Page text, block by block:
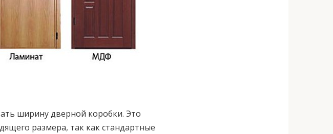
ширину дверной коробки. Это
размера, так как стандартные